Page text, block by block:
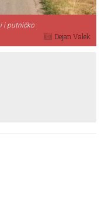
i putničko
Dejan Valek